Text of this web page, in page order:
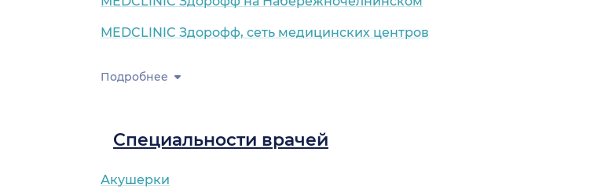
MEDCLINIC Здорофф, сеть медицинских центров
Подробнее
Специальности врачей
Акушерки